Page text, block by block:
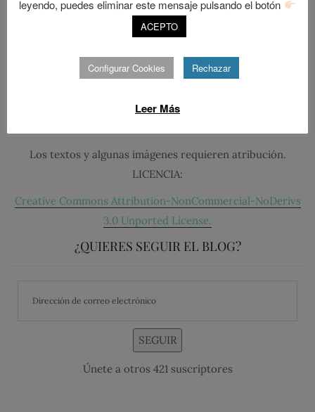
Los textos y algunas imágenes requieren atribución.
LICENCIA:
Creative Commons Attribution-NonCommercial-NoDerivs
3.0 Unported License.
¿QUIERES SEGUIR EL BLOG?
SEGUIR
Únete a otros 421 suscriptores
leyendo, puedes eliminar este mensaje pulsando el botón
ACEPTO
Configurar Cookies Rechazar
Leer Más